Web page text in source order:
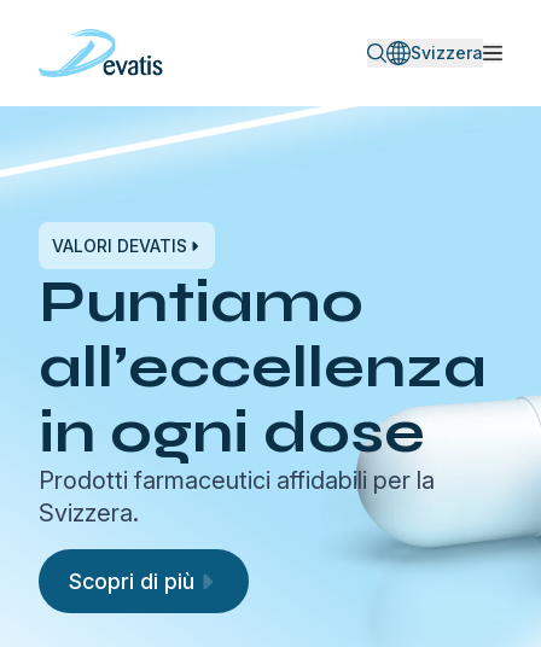
Svizzera
VALORI DEVATIS
Puntiamo
all’eccellenza
in ogni dose
Prodotti farmaceutici affidabili per la
Svizzera.
Scopri di più